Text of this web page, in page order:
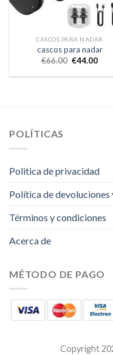
CASCOS PARA NADAR
cascos para nadar
€66.00 €44.00
POLÍTICAS
Politica de privacidad
Política de devoluciones
Términos y condiciones
Acerca de
MÉTODO DE PAGO
Copyright